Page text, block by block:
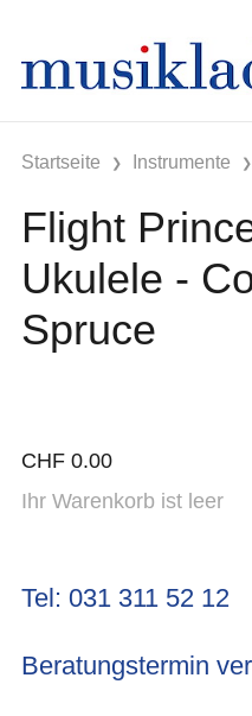
Startseite Instrumente
Flight
Ukulele -
Spruce
CHF 0.00
Ihr Warenkorb ist leer
Tel: 031 311 52 12
Beratungstermin